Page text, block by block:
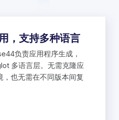
，支持多种语言
负责应用程序生成，
多语言层。无需克隆应
，也无需在不同版本间复